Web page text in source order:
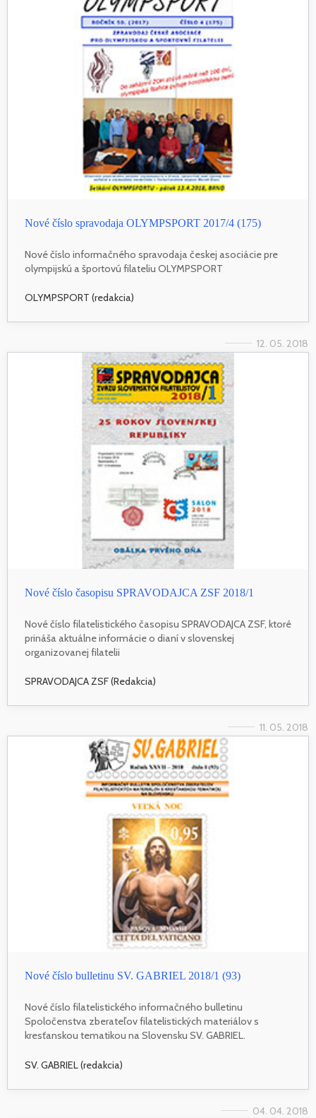
Nové číslo spravodaja OLYMPSPORT 2017/4 (175)
Nové číslo informačného spravodaja českej asociácie pre
olympijskú a športovú filateliu OLYMPSPORT
OLYMPSPORT (redakcia)
12. 05. 2018
Nové číslo časopisu SPRAVODAJCA ZSF 2018/1
Nové číslo filatelistického časopisu SPRAVODAJCA ZSF, ktoré
prináša aktuálne informácie o dianí v slovenskej
organizovanej filatelii
SPRAVODAJCA ZSF (Redakcia)
11. 05. 2018
Nové číslo bulletinu SV. GABRIEL 2018/1 (93)
Nové číslo filatelistického informačného bulletinu
Spoločenstva zberateľov filatelistických materiálov s
kresťanskou tematikou na Slovensku SV. GABRIEL.
SV. GABRIEL (redakcia)
04. 04. 2018